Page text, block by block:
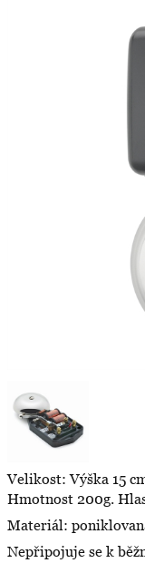
Velikost: Výška 15
Hmotnost 200g.
Materiál:
Nepřipojuje se k